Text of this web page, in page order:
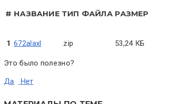
# НАЗВАНИЕ ТИП ФАЙЛА РАЗМЕР
1 672alaxl .zip 53,24 КБ
Это было полезно?
Да Нет